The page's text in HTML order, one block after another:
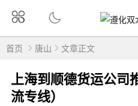
首页 唐山 文章正文
上海到顺德货运公司
流专线）